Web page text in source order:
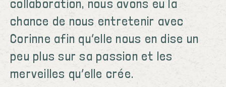
collaboration, nous avons eu la
chance de nous entretenir avec
Corinne afin qu’elle nous en dise un
peu plus sur sa passion et les
merveilles qu’elle crée.